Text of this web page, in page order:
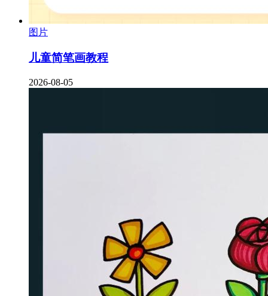
图片
儿童简笔画教程
2026-08-05